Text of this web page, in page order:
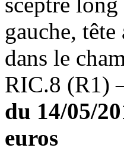
gauche,
dans le
RIC.8 (R1)
du 14/05/
euros